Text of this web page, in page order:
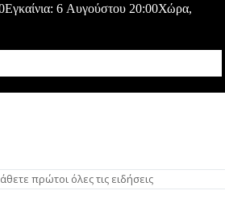
6 Αυγούστου 20:00Χώρα,
πρώτοι όλες τις ειδήσεις